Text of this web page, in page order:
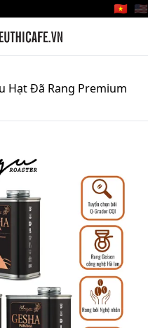
🇻🇳 🇺🇸
Hạt Đã Rang Premium